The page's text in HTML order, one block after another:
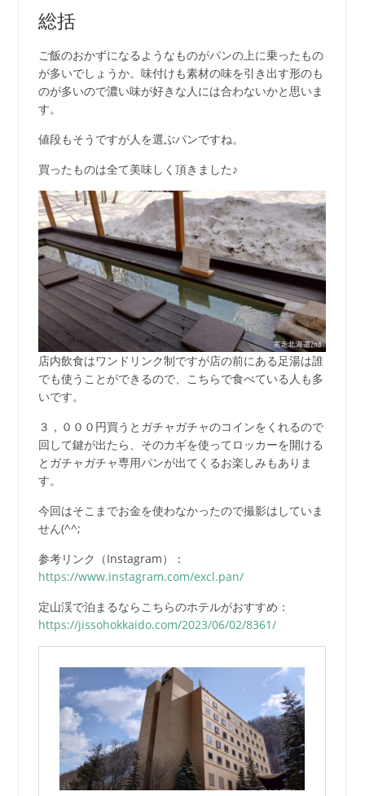
総括
ご飯のおかずになるようなものがパンの上に乗ったもの
が多いでしょうか。味付けも素材の味を引き出す形のも
のが多いので濃い味が好きな人には合わないかと思いま
す。
値段もそうですが人を選ぶパンですね。
買ったものは全て美味しく頂きました♪
店内飲食はワンドリンク制ですが店の前にある足湯は誰
でも使うことができるので、こちらで食べている人も多
いです。
３，０００円買うとガチャガチャのコインをくれるので
回して鍵が出たら、そのカギを使ってロッカーを開ける
とガチャガチャ専用パンが出てくるお楽しみもありま
す。
今回はそこまでお金を使わなかったので撮影はしていま
せん(^^;
参考リンク（Instagram）：
https://www.instagram.com/excl.pan/
定山渓で泊まるならこちらのホテルがおすすめ：
https://jissohokkaido.com/2023/06/02/8361/